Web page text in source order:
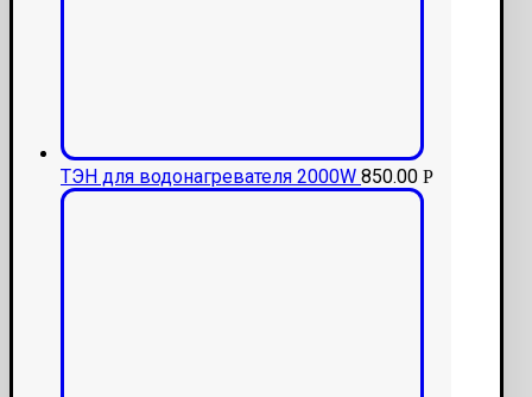
ТЭН для водонагревателя 2000W 850.00 Р